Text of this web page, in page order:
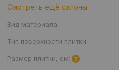
Смотреть ещё салоны
Вид материала:
Тип поверхности плитки:
Размер плитки, см: